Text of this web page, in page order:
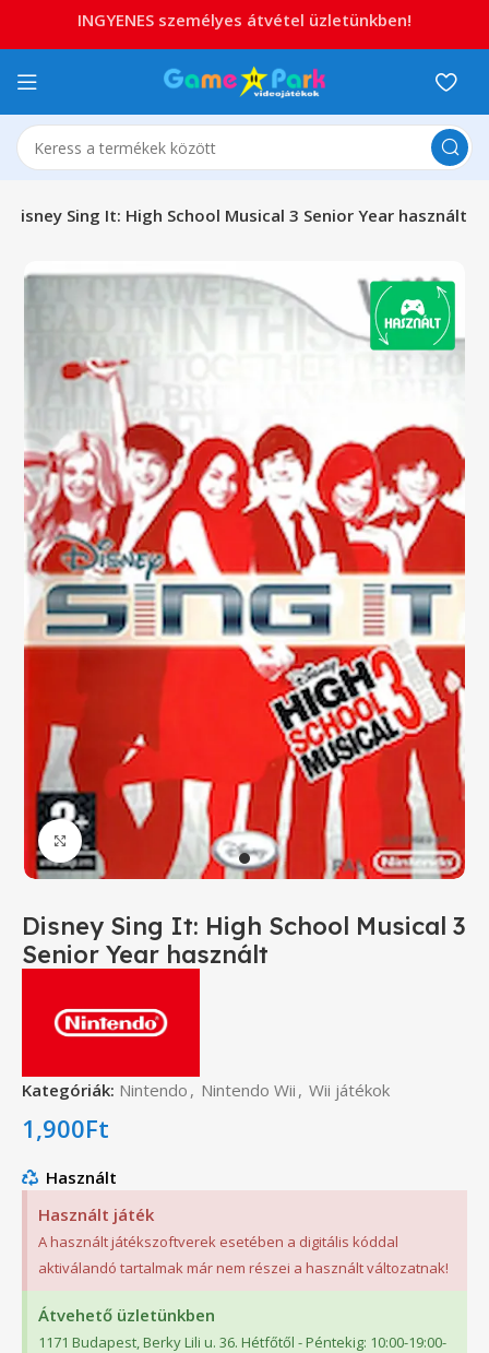
Disney Sing It: High School Musical 3 Senior Year használt
Click to enlarge
Disney Sing It: High School Musical 3
Senior Year használt
Kategóriák: Nintendo , Nintendo Wii , Wii játékok
1,900Ft
Használt
Használt játék
A használt játékszoftverek esetében a digitális kóddal
aktiválandó tartalmak már nem részei a használt változatnak!
Átvehető üzletünkben
1171 Budapest, Berky Lili u. 36. Hétfőtől - Péntekig: 10:00-19:00-
INGYENES személyes átvétel üzletünkben!